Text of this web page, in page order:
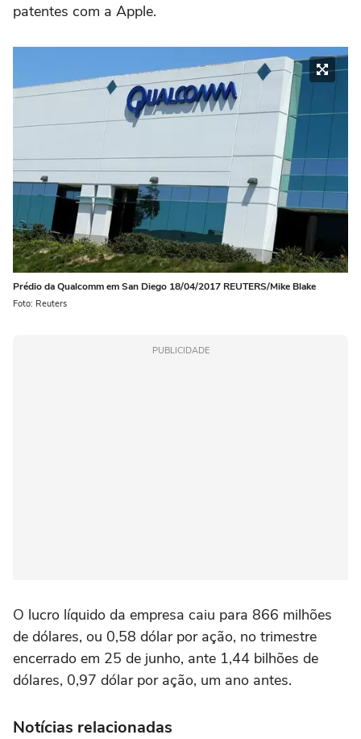
patentes com a Apple.
Prédio da Qualcomm em San Diego 18/04/2017 REUTERS/Mike Blake
Foto: Reuters
PUBLICIDADE
O lucro líquido da empresa caiu para 866 milhões
de dólares, ou 0,58 dólar por ação, no trimestre
encerrado em 25 de junho, ante 1,44 bilhões de
dólares, 0,97 dólar por ação, um ano antes.
Notícias relacionadas